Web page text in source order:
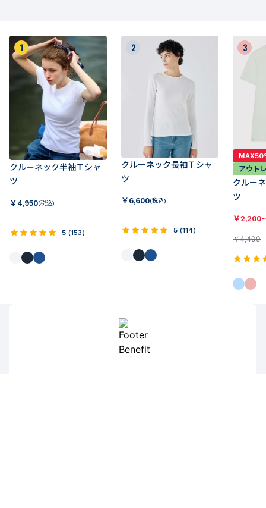
1
クルーネック半袖Ｔシャ
ツ
￥ 4,950(税込)
5 (153)
2
クルーネック長袖Ｔシャ
ツ
￥ 6,600(税込)
5 (114)
3
アウト
クルー
ツ
￥2,200~
￥4,400